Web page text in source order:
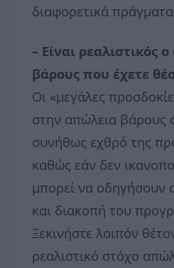
διαφορετικά
– Είναι ρεαλιστικός
βάρους που έχετε
Οι «μεγάλες
στην απώλεια βάρους
συνήθως εχθρό της
καθώς εάν δεν
μπορεί να οδηγήσουν
και διακοπή του
Ξεκινήστε λοιπόν
ρεαλιστικό στόχο